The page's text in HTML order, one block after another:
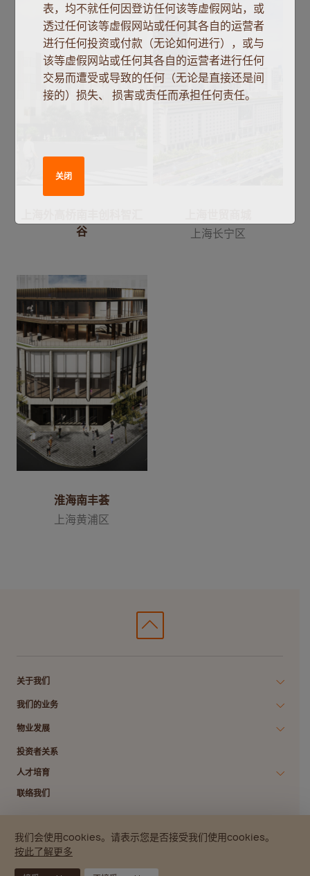
谷
上海长宁区
淮海南丰荟
上海黄浦区
关于我们
我们的业务
物业发展
投资者关系
人才培育
联络我们
私隐政策 数码存根政策 版权所有 免责声明 网站指南
我们会使用cookies。请表示您是否接受我们使用cookies。
按此了解更多
表，均不就任何因登访任何该等虚假网站，或
透过任何该等虚假网站或任何其各自的运营者
进行任何投资或付款（无论如何进行），或与
该等虚假网站或任何其各自的运营者进行任何
交易而遭受或导致的任何（无论是直接还是间
接的）损失、 损害或责任而承担任何责任。
关闭